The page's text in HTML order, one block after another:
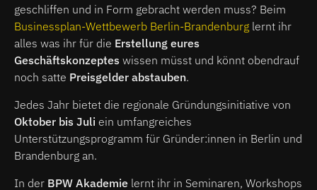
geschliffen und in Form gebracht werden muss? Beim
Businessplan-Wettbewerb Berlin-Brandenburg lernt ihr
alles was ihr für die Erstellung eures
Geschäftskonzeptes wissen müsst und könnt obendrauf
noch satte Preisgelder abstauben.
Jedes Jahr bietet die regionale Gründungsinitiative von
Oktober bis Juli ein umfangreiches
Unterstützungsprogramm für Gründer:innen in Berlin und
Brandenburg an.
In der BPW Akademie lernt ihr in Seminaren, Workshops